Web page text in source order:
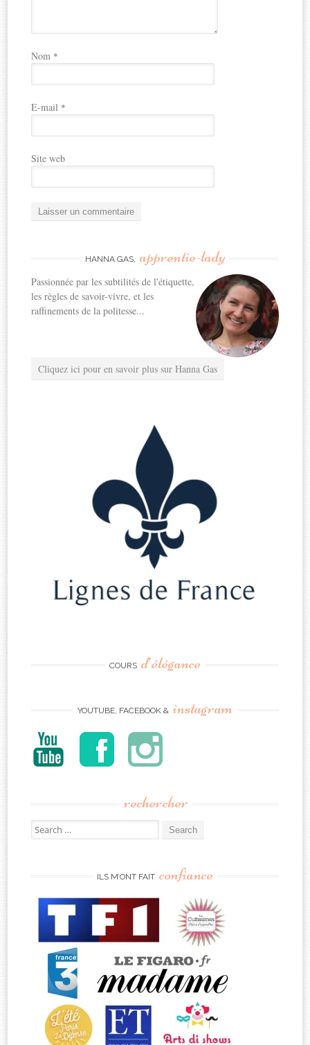
Nom *
E-mail *
Site web
HANNA GAS, apprentie-lady
Passionnée par les subtilités de l'étiquette,
les règles de savoir-vivre, et les
raffinements de la politesse...
Cliquez ici pour en savoir plus sur Hanna Gas
COURS d’élégance
YOUTUBE, FACEBOOK & instagram
rechercher
Search
for:
ILS M’ONT FAIT confiance